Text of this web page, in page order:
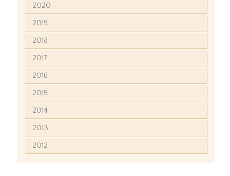
2020
2019
2018
2017
2016
2015
2014
2013
2012